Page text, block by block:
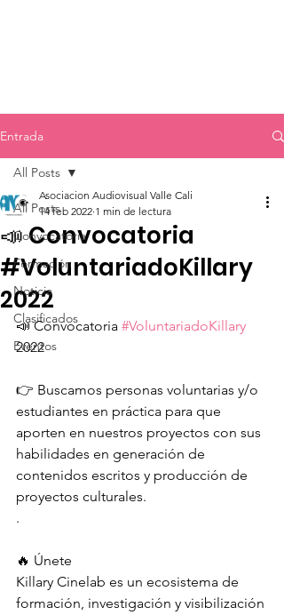
Entrada
All Posts
Convocatoria
Formación
Noticia
Clasificados
Eventos
All Posts
📣 Convocatoria
#VoluntariadoKillary
2022
Asociacion Audiovisual Valle Cali
14 feb 2022 1 min de lectura
📣 Convocatoria #VoluntariadoKillary
2022
👉 Buscamos personas voluntarias y/o
estudiantes en práctica para que
aporten en nuestros proyectos con sus
habilidades en generación de
contenidos escritos y producción de
proyectos culturales.
.
🔥 Únete
Killary Cinelab es un ecosistema de
formación, investigación y visibilización